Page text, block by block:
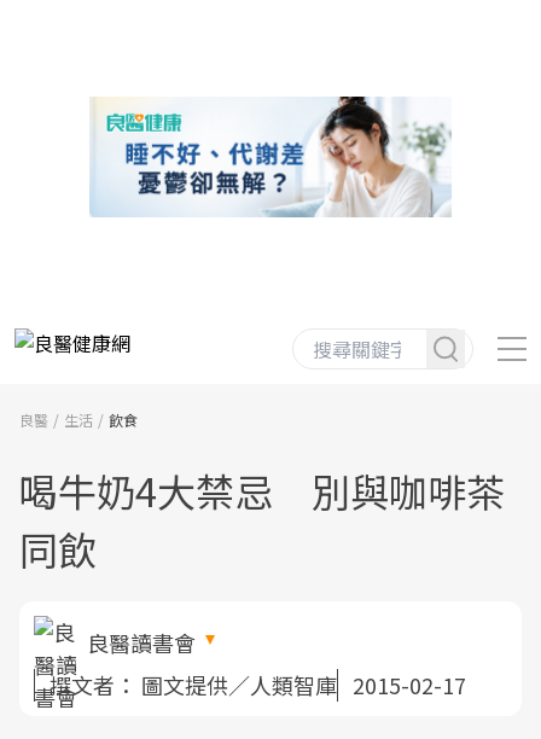
良醫 生活 飲食
喝牛奶4大禁忌 別與咖啡茶
同飲
良醫讀書會
撰文者： 圖文提供／人類智庫 2015-02-17